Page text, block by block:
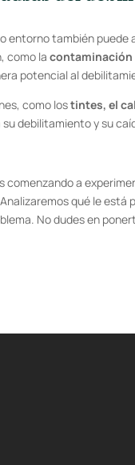
también
como lacontaminación
potencial al
como lostintes, el
debilitamiento y su
comenzando a
Analizaremos qué le está
No dudes en